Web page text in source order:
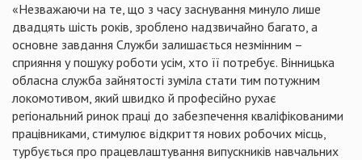
«Незважаючи на те, що з часу заснування минуло лише
двадцять шість років, зроблено надзвичайно багато, а
основне завдання Служби залишається незмінним –
сприяння у пошуку роботи усім, хто її потребує. Вінницька
обласна служба зайнятості зуміла стати тим потужним
локомотивом, який швидко й професійно рухає
регіональний ринок праці до забезпечення кваліфікованими
працівниками, стимулює відкриття нових робочих місць,
турбується про працевлаштування випускників навчальних